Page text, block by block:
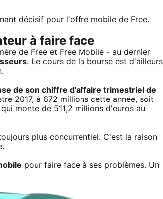
décisif pour l'offre mobile de Free.
à faire face
de Free et Free Mobile - au dernier
. Le cours de la bourse est d'ailleurs
de son chiffre d'affaire trimestriel de
2017, à 672 millions cette année, soit
monte de 511,2 millions d'euros au
plus concurrentiel. C'est la raison
pour faire face à ses problèmes. Un